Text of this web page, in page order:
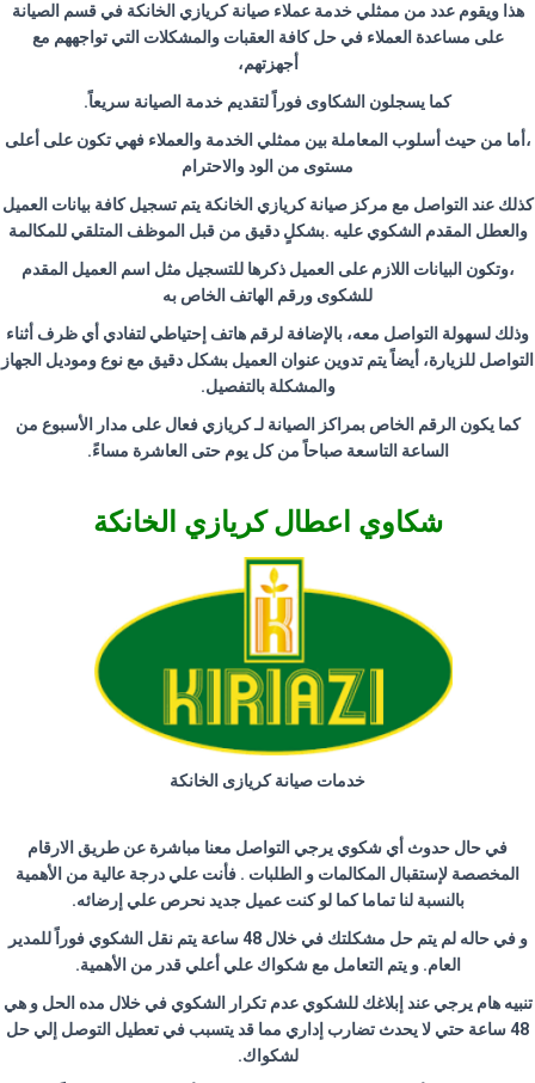
هذا ويقوم عدد من ممثلي خدمة عملاء صيانة كريازي الخانكة في قسم الصيانة
على مساعدة العملاء في حل كافة العقبات والمشكلات التي تواجههم مع
أجهزتهم،
كما يسجلون الشكاوى فوراً لتقديم خدمة الصيانة سريعاً.
،أما من حيث أسلوب المعاملة بين ممثلي الخدمة والعملاء فهي تكون على أعلى
مستوى من الود والاحترام
كذلك عند التواصل مع مركز صيانة كريازي الخانكة يتم تسجيل كافة بيانات العميل
والعطل المقدم الشكوي عليه .بشكلٍ دقيق من قبل الموظف المتلقي للمكالمة
،وتكون البيانات اللازم على العميل ذكرها للتسجيل مثل اسم العميل المقدم
للشكوى ورقم الهاتف الخاص به
وذلك لسهولة التواصل معه، بالإضافة لرقم هاتف إحتياطي لتفادي أي ظرف أثناء
التواصل للزيارة، أيضاً يتم تدوين عنوان العميل بشكل دقيق مع نوع وموديل الجهاز
والمشكلة بالتفصيل.
كما يكون الرقم الخاص بمراكز الصيانة لـ كريازي فعال على مدار الأسبوع من
الساعة التاسعة صباحاً من كل يوم حتى العاشرة مساءً.
شكاوي اعطال كريازي الخانكة
خدمات صيانة كريازى الخانكة
في حال حدوث أي شكوي يرجي التواصل معنا مباشرة عن طريق الارقام
المخصصة لإستقبال المكالمات و الطلبات . فأنت علي درجة عالية من الأهمية
بالنسبة لنا تماما كما لو كنت عميل جديد نحرص علي إرضائه.
و في حاله لم يتم حل مشكلتك في خلال 48 ساعة يتم نقل الشكوي فوراً للمدير
العام. و يتم التعامل مع شكواك علي أعلي قدر من الأهمية.
تنبيه هام يرجي عند إبلاغك للشكوي عدم تكرار الشكوي في خلال مده الحل و هي
48 ساعة حتي لا يحدث تضارب إداري مما قد يتسبب في تعطيل التوصل إلي حل
لشكواك.